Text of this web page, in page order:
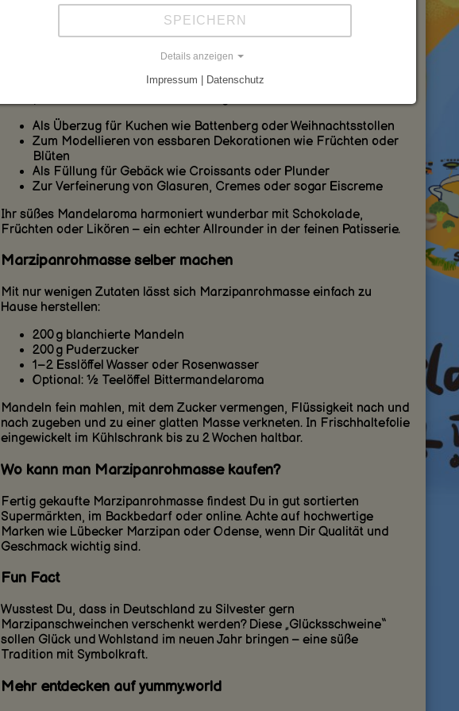
hergestellt. Auf Sizilien kennt man die „Frutta Martorana“ – kunstvoll
geformte und bemalte Marzipanfrüchte. Marzipan ist in vielen Kulturen
ein fester Bestandteil von Festtagen und besonderen Anlässen.
Vielfältige Verwendungsmöglichkeiten
Als Überzug für Kuchen wie Battenberg oder Weihnachtsstollen
Zum Modellieren von essbaren Dekorationen wie Früchten oder
Blüten
Als Füllung für Gebäck wie Croissants oder Plunder
Zur Verfeinerung von Glasuren, Cremes oder sogar Eiscreme
Ihr süßes Mandelaroma harmoniert wunderbar mit Schokolade,
Früchten oder Likören – ein echter Allrounder in der feinen Patisserie.
Marzipanrohmasse selber machen
Mit nur wenigen Zutaten lässt sich Marzipanrohmasse einfach zu
Hause herstellen:
200 g blanchierte Mandeln
200 g Puderzucker
1–2 Esslöffel Wasser oder Rosenwasser
Optional: ½ Teelöffel Bittermandelaroma
Mandeln fein mahlen, mit dem Zucker vermengen, Flüssigkeit nach und
nach zugeben und zu einer glatten Masse verkneten. In Frischhaltefolie
eingewickelt im Kühlschrank bis zu 2 Wochen haltbar.
Wo kann man Marzipanrohmasse kaufen?
Fertig gekaufte Marzipanrohmasse findest Du in gut sortierten
Supermärkten, im Backbedarf oder online. Achte auf hochwertige
Marken wie Lübecker Marzipan oder Odense, wenn Dir Qualität und
Geschmack wichtig sind.
Fun Fact
Wusstest Du, dass in Deutschland zu Silvester gern
Marzipanschweinchen verschenkt werden? Diese „Glücksschweine“
sollen Glück und Wohlstand im neuen Jahr bringen – eine süße
Tradition mit Symbolkraft.
Mehr entdecken auf yummy.world
SPEICHERN
Details anzeigen
Impressum | Datenschutz